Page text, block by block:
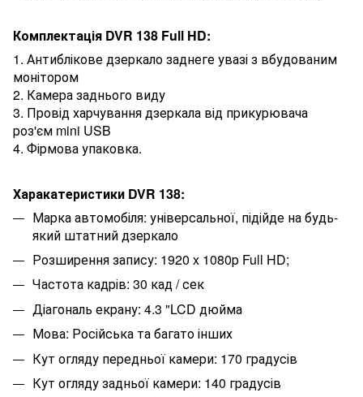
Комплектація DVR 138 Full HD:
1. Антиблікове дзеркало заднеге увазі з вбудованим
монітором
2. Камера заднього виду
3. Провід харчування дзеркала від прикурювача
роз'єм mini USB
4. Фірмова упаковка.
Харакатеристики DVR 138:
Марка автомобіля: універсальної, підійде на будь-
який штатний дзеркало
Розширення запису: 1920 x 1080р Full HD;
Частота кадрів: 30 кад / сек
Діагональ екрану: 4.3 "LCD дюйма
Мова: Російська та багато інших
Кут огляду передньої камери: 170 градусів
Кут огляду задньої камери: 140 градусів